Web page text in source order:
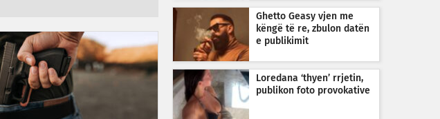
Ghetto Geasy vjen me
këngë të re, zbulon datën
e publikimit
Loredana ‘thyen’ rrjetin,
publikon foto provokative